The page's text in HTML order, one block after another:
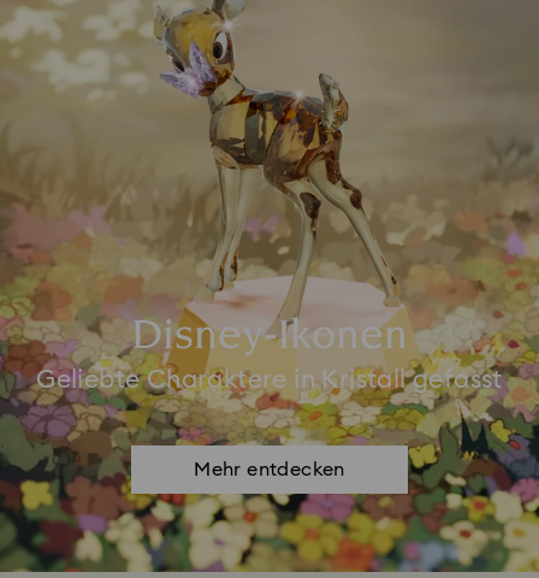
Disney-Ikonen
Geliebte Charaktere in Kristall gefasst
Mehr entdecken